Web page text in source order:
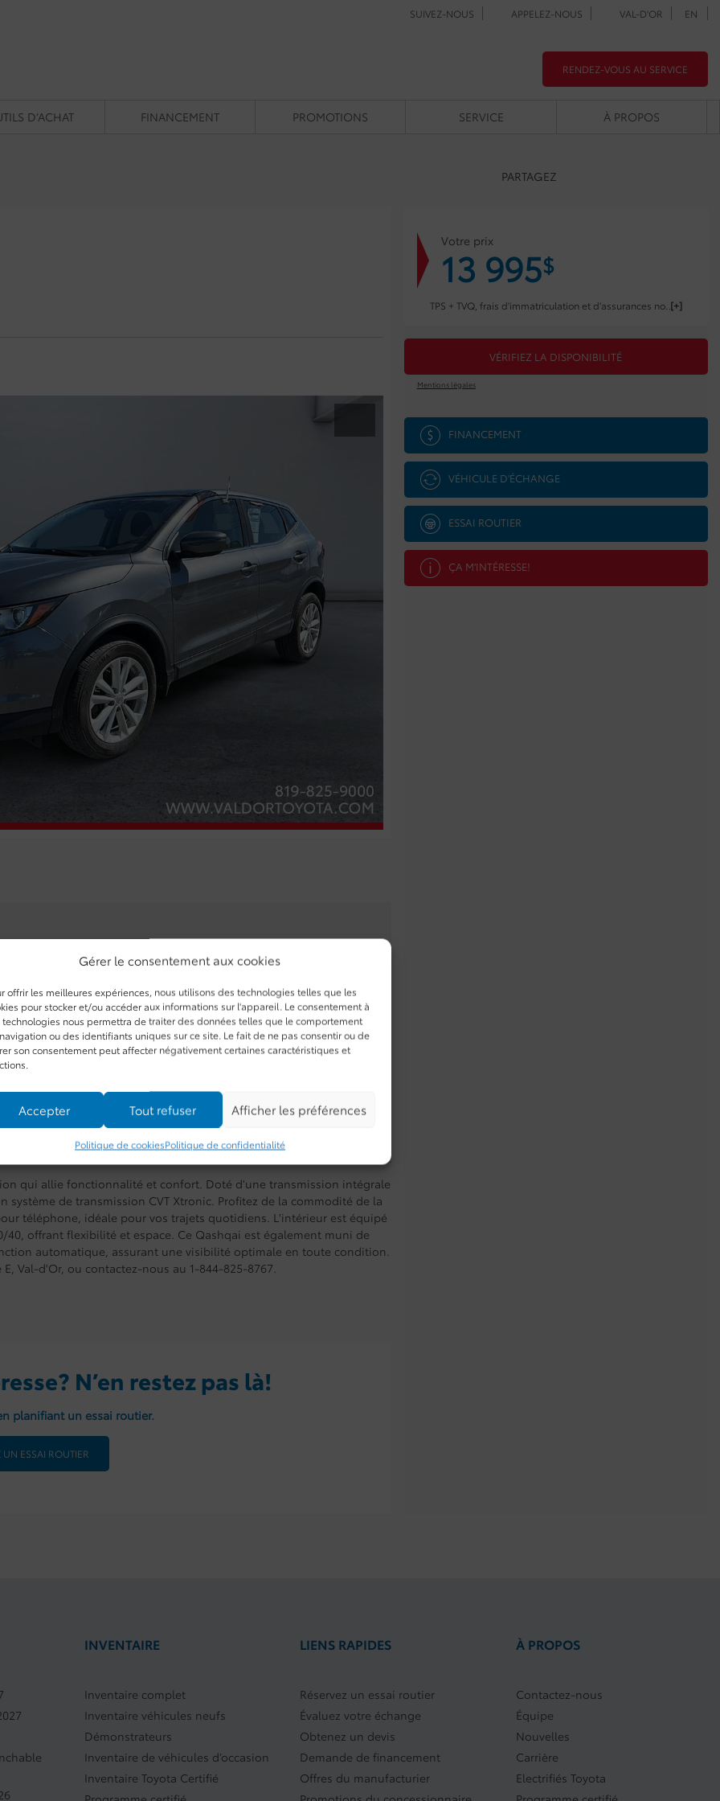
Gérer le consentement aux cookies
offrir les meilleures expériences, nous utilisons des technologies telles que les
pour stocker et/ou accéder aux informations sur l'appareil. Le consentement à
technologies nous permettra de traiter des données telles que le comportement
ou des identifiants uniques sur ce site. Le fait de ne pas consentir ou de
son consentement peut affecter négativement certaines caractéristiques et
Accepter Tout refuser Afficher les préférences
Politique de cookiesPolitique de confidentialité
SUIVEZ-NOUS APPELEZ-NOUS VAL-D'OR EN
RENDEZ-VOUS AU SERVICE
D’ACHAT FINANCEMENT PROMOTIONS SERVICE À PROPOS
PARTAGEZ
ODOMÈTRE:
MOTRICITÉ :
Traction intégrale
MOTEUR (L) :
2.0
COULEUR EXTÉRIEUR :
Gris (KAD)
NUMÉRO DE STOCK :
6460B
qui allie fonctionnalité et confort. Doté d'une transmission intégrale
de transmission CVT Xtronic. Profitez de la commodité de la
téléphone, idéale pour vos trajets quotidiens. L'intérieur est équipé
offrant flexibilité et espace. Ce Qashqai est également muni de
automatique, assurant une visibilité optimale en toute condition.
Val-d'Or, ou contactez-nous au 1-844-825-8767.
N’en restez pas là!
planifiant un essai routier.
UN ESSAI ROUTIER
Votre prix
13 995$
TPS + TVQ, frais d'immatriculation et d'assurances non inclus.
VÉRIFIEZ LA DISPONIBILITÉ
Mentions légales
FINANCEMENT
VÉHICULE D'ÉCHANGE
ESSAI ROUTIER
ÇA M'INTÉRESSE!
INVENTAIRE
Inventaire complet
Inventaire véhicules neufs
Démonstrateurs
Inventaire de véhicules d’occasion
Inventaire Toyota Certifié
LIENS RAPIDES
Réservez un essai routier
Évaluez votre échange
Obtenez un devis
Demande de financement
Offres du manufacturier
À PROPOS
Contactez-nous
Équipe
Nouvelles
Carrière
Electrifiés Toyota